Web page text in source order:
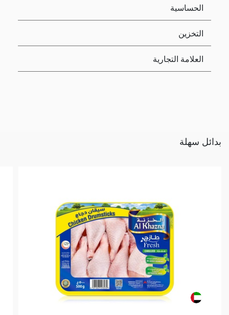
الحساسية
التخزين
العلامة التجارية
بدائل سهلة